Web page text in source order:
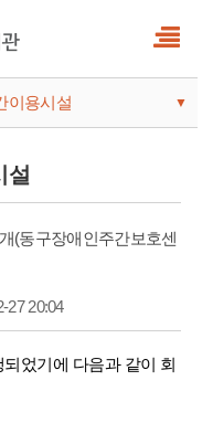
이용시설 ▼
보호
설
(동구장애인주간보호센
27 20:04
었기에 다음과 같이 회